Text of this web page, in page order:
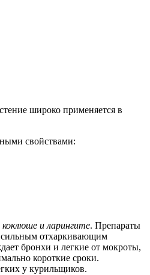
широко применяется в
свойствами:
и ларингите. Препараты
сильным отхаркивающим
бронхи и легкие от мокроты,
короткие сроки.
у курильщиков.